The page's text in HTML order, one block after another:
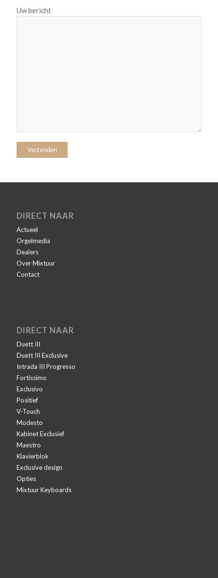
Uw bericht
DIRECT NAAR
Actueel
Orgelmedia
Dealers
Over Mixtuur
Contact
DIRECT NAAR
Duett III
Duett III Exclusive
Intrada III Progresso
Fortissimo
Exclusivo
Positief
V-Touch
Modesto
Kabinet Exclusief
Maestro
Klavierblok
Exclusive design
Opties
Mixtuur Keyboards